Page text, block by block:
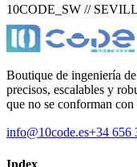
10CODE_SW //
Boutique de ingeniería
precisos, escalables y
que no se conforman
info@10code.es+34 656
Index